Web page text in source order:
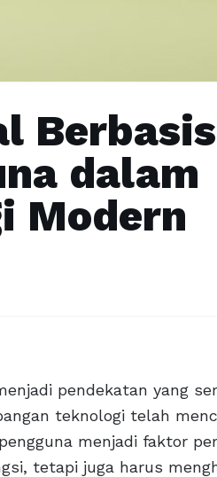
Berbasis
dalam
Modern
pendekatan yang
teknologi telah
menjadi faktor
tetapi juga harus